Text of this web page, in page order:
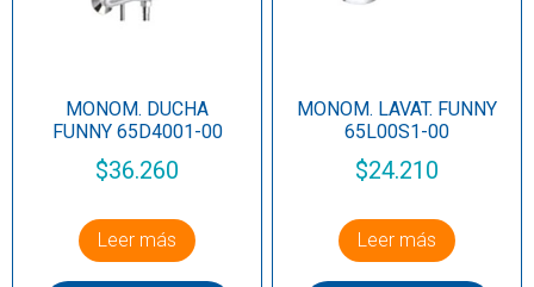
MONOM. DUCHA
FUNNY 65D4001-00
$36.260
Leer más
MONOM. LAVAT. FUNNY
65L00S1-00
$24.210
Leer más